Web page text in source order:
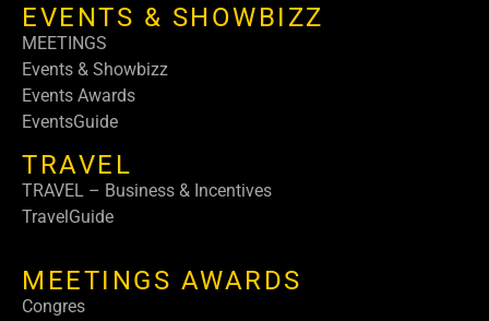
EVENTS & SHOWBIZZ
MEETINGS
Events & Showbizz
Events Awards
EventsGuide
TRAVEL
TRAVEL – Business & Incentives
TravelGuide
MEETINGS AWARDS
Congres